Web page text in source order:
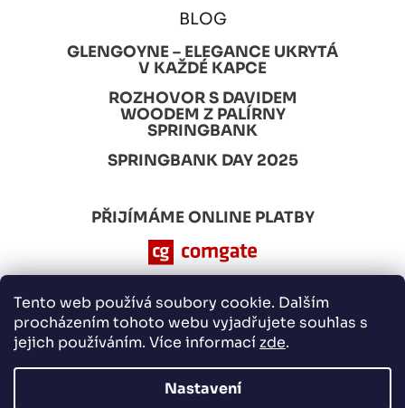
Tento web používá soubory cookie. Dalším
procházením tohoto webu vyjadřujete souhlas s
jejich používáním. Více informací zde.
Nastavení
BLOG
GLENGOYNE – ELEGANCE UKRYTÁ
V KAŽDÉ KAPCE
ROZHOVOR S DAVIDEM
WOODEM Z PALÍRNY
SPRINGBANK
SPRINGBANK DAY 2025
PŘIJÍMÁME ONLINE PLATBY